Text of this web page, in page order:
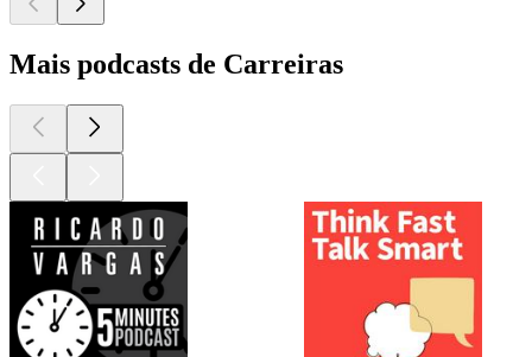
Mais podcasts de Carreiras